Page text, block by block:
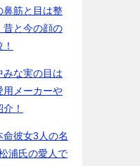
鼻筋と目は整
昔と今の顔の
みな実の目は
用メーカーや
！
彼女3人の名
浦氏の愛人で